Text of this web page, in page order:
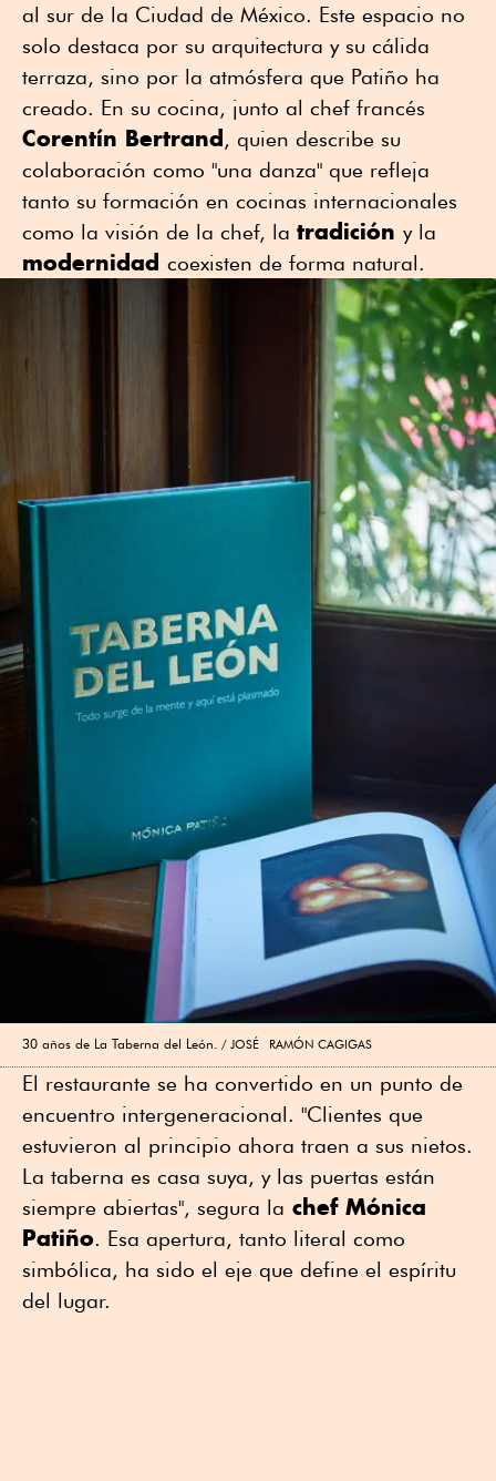
al sur de la Ciudad de México. Este espacio no
solo destaca por su arquitectura y su cálida
terraza, sino por la atmósfera que Patiño ha
creado. En su cocina, junto al chef francés
Corentín Bertrand , quien describe su
colaboración como "una danza" que refleja
tanto su formación en cocinas internacionales
como la visión de la chef, la tradición y la
modernidad coexisten de forma natural.
30 años de La Taberna del León. JOSÉ RAMÓN CAGIGAS
El restaurante se ha convertido en un punto de
encuentro intergeneracional. "Clientes que
estuvieron al principio ahora traen a sus nietos.
La taberna es casa suya, y las puertas están
siempre abiertas", segura la chef Mónica
Patiño. Esa apertura, tanto literal como
simbólica, ha sido el eje que define el espíritu
del lugar.